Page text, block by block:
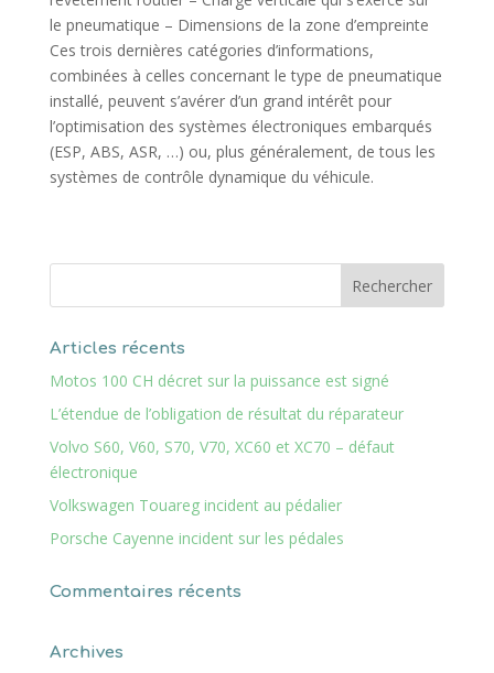
le pneumatique – Dimensions de la zone d’empreinte
Ces trois dernières catégories d’informations,
combinées à celles concernant le type de pneumatique
installé, peuvent s’avérer d’un grand intérêt pour
l’optimisation des systèmes électroniques embarqués
(ESP, ABS, ASR, …) ou, plus généralement, de tous les
systèmes de contrôle dynamique du véhicule.
Articles récents
Motos 100 CH décret sur la puissance est signé
L’étendue de l’obligation de résultat du réparateur
Volvo S60, V60, S70, V70, XC60 et XC70 – défaut
électronique
Volkswagen Touareg incident au pédalier
Porsche Cayenne incident sur les pédales
Commentaires récents
Archives